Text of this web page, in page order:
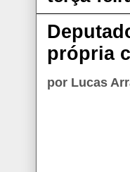
própria
por Lucas